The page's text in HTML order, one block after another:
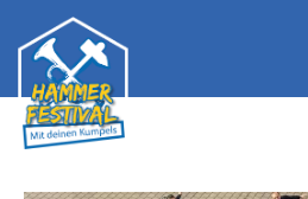
ORCHESTER 2026